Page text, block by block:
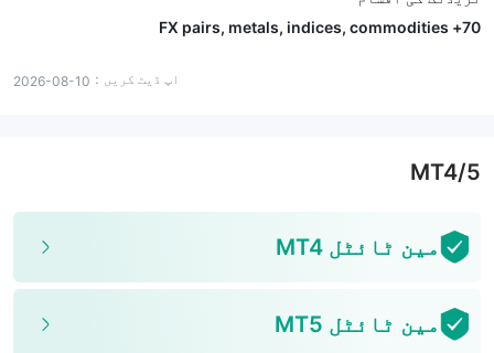
70+ FX pairs, metals, indices, commodities
اپ ڈیٹ کریں： 2026-08-10
MT4/5
مین ٹائٹل MT4
مین ٹائٹل MT5